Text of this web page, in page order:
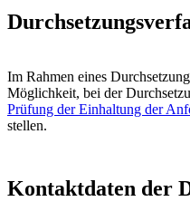
Im Rahmen eines
Möglichkeit, bei der
Prüfung der Einhaltung der
stellen.
Kontaktdaten der